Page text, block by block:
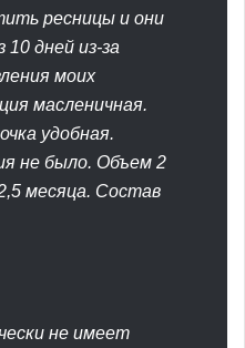
ресницы и они
10 дней из-за
моих
масленичная.
удобная.
не было. Объем 2
месяца. Состав
не имеет